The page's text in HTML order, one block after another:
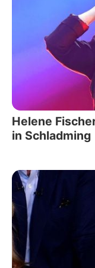
Helene
in Schladming